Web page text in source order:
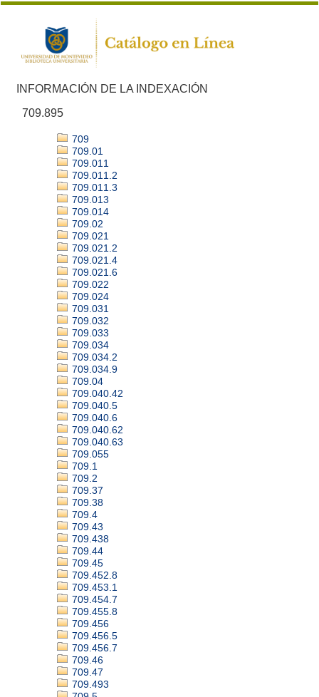
INFORMACIÓN DE LA INDEXACIÓN
709.895
709
709.01
709.011
709.011.2
709.011.3
709.013
709.014
709.02
709.021
709.021.2
709.021.4
709.021.6
709.022
709.024
709.031
709.032
709.033
709.034
709.034.2
709.034.9
709.04
709.040.42
709.040.5
709.040.6
709.040.62
709.040.63
709.055
709.1
709.2
709.37
709.38
709.4
709.43
709.438
709.44
709.45
709.452.8
709.453.1
709.454.7
709.455.8
709.456
709.456.5
709.456.7
709.46
709.47
709.493